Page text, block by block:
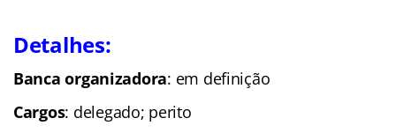
Detalhes:
Banca organizadora: em definição
Cargos: delegado; perito